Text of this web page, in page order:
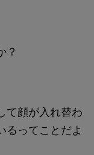
？
て顔が入れ替わ
るってことだよ